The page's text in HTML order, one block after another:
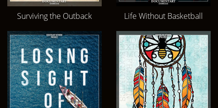
Surviving the Outback Life Without Basketball